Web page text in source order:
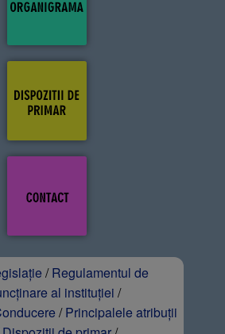
/Regulamentul de
al instituției /
/Principalele atribuții